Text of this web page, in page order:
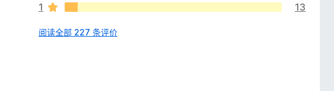
1
13
阅读全部 227 条评价